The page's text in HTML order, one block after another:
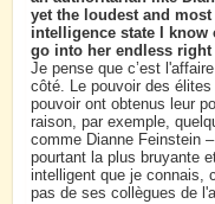
yet the loudest and
intelligence state I
go into her endless
Je pense que c’est
côté. Le pouvoir des
pouvoir ont obtenus leur
raison, par exemple,
comme Dianne Feinstein
pourtant la plus bruyante
intelligent que je connais,
pas de ses collègues de